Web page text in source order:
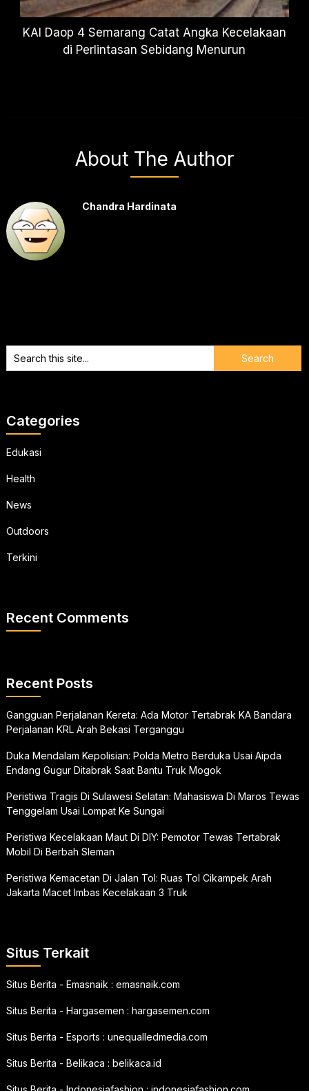
KAI Daop 4 Semarang Catat Angka Kecelakaan
di Perlintasan Sebidang Menurun
About The Author
Chandra Hardinata
Categories
Edukasi
Health
News
Outdoors
Terkini
Recent Comments
Recent Posts
Gangguan Perjalanan Kereta: Ada Motor Tertabrak KA Bandara
Perjalanan KRL Arah Bekasi Terganggu
Duka Mendalam Kepolisian: Polda Metro Berduka Usai Aipda
Endang Gugur Ditabrak Saat Bantu Truk Mogok
Peristiwa Tragis Di Sulawesi Selatan: Mahasiswa Di Maros Tewas
Tenggelam Usai Lompat Ke Sungai
Peristiwa Kecelakaan Maut Di DIY: Pemotor Tewas Tertabrak
Mobil Di Berbah Sleman
Peristiwa Kemacetan Di Jalan Tol: Ruas Tol Cikampek Arah
Jakarta Macet Imbas Kecelakaan 3 Truk
Situs Terkait
Situs Berita - Emasnaik : emasnaik.com
Situs Berita - Hargasemen : hargasemen.com
Situs Berita - Esports : unequalledmedia.com
Situs Berita - Belikaca : belikaca.id